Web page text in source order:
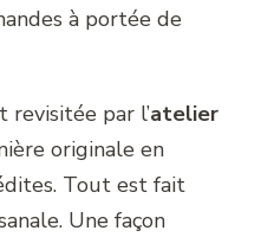
à portée de
par l’atelier
originale en
Tout est fait
Une façon